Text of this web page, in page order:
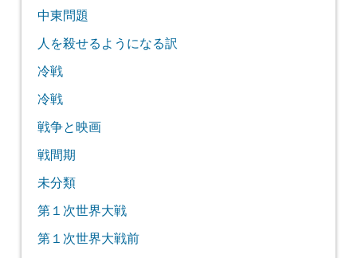
中東問題
人を殺せるようになる訳
冷戦
冷戦
戦争と映画
戦間期
未分類
第１次世界大戦
第１次世界大戦前